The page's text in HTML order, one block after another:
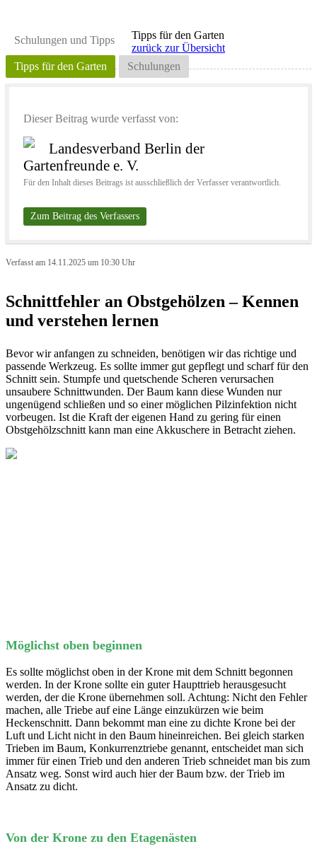
Schulungen und Tipps
Tipps für den Garten Schulungen
Tipps für den Garten
zurück zur Übersicht
Dieser Beitrag wurde verfasst von:
Landesverband Berlin der
Gartenfreunde e. V.
Für den Inhalt dieses Beitrags ist ausschließlich der Verfasser verantwortlich.
Zum Beitrag des Verfassers
Verfasst am 14.11.2025 um 10:30 Uhr
Schnittfehler an Obstgehölzen – Kennen
und verstehen lernen
Bevor wir anfangen zu schneiden, benötigen wir das richtige und
passende Werkzeug. Es sollte immer gut gepflegt und scharf für den
Schnitt sein. Stumpfe und quetschende Scheren verursachen
unsaubere Schnittwunden. Der Baum kann diese Wunden nur
ungenügend schließen und so einer möglichen Pilzinfektion nicht
vorbeugen. Ist die Kraft der eigenen Hand zu gering für einen
Obstgehölzschnitt kann man eine Akkuschere in Betracht ziehen.
Möglichst oben beginnen
Es sollte möglichst oben in der Krone mit dem Schnitt begonnen
werden. In der Krone sollte ein guter Haupttrieb herausgesucht
werden, der die Krone übernehmen soll. Achtung: Nicht den Fehler
machen, alle Triebe auf eine Länge einzukürzen wie beim
Heckenschnitt. Dann bekommt man eine zu dichte Krone bei der
Luft und Licht nicht in den Baum hineinreichen. Bei gleich starken
Trieben im Baum, Konkurrenztriebe genannt, entscheidet man sich
immer für einen Trieb und den anderen Trieb schneidet man bis zum
Ansatz weg. Sonst wird auch hier der Baum bzw. der Trieb im
Ansatz zu dicht.
Von der Krone zu den Etagenästen